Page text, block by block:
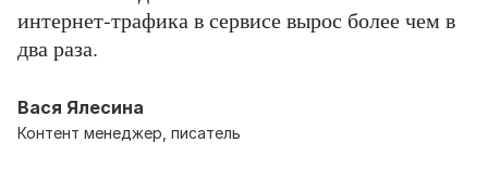
интернет‑трафика в сервисе вырос более чем в
два раза.
Вася Ялесина
Контент менеджер, писатель